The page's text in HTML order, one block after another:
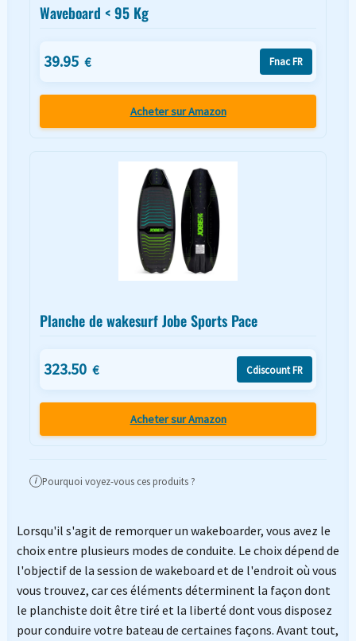
Waveboard < 95 Kg
39.95 € Fnac FR
Acheter sur Amazon
Planche de wakesurf Jobe Sports Pace
323.50 € Cdiscount FR
Acheter sur Amazon
i Pourquoi voyez-vous ces produits ?
Lorsqu'il s'agit de remorquer un wakeboarder, vous avez le
choix entre plusieurs modes de conduite. Le choix dépend de
l'objectif de la session de wakeboard et de l'endroit où vous
vous trouvez, car ces éléments déterminent la façon dont
le planchiste doit être tiré et la liberté dont vous disposez
pour conduire votre bateau de certaines façons. Avant tout,